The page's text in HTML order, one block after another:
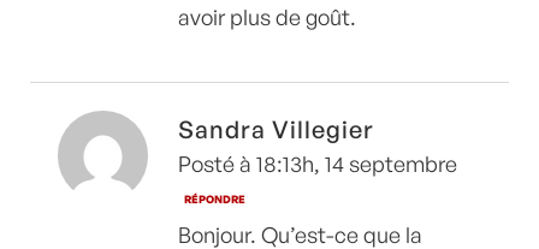
avoir plus de goût.
Sandra Villegier
Posté à 18:13h, 14 septembre
RÉPONDRE
Bonjour. Qu’est-ce que la